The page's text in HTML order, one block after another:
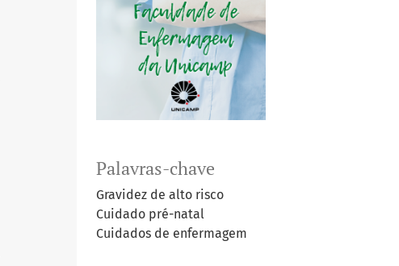
Palavras-chave
Gravidez de alto risco
Cuidado pré-natal
Cuidados de enfermagem